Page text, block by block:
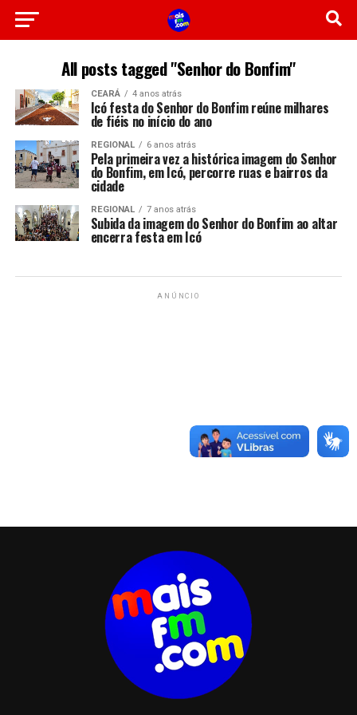
All posts tagged "Senhor do Bonfim"
CEARÁ 4 anos atrás
Icó festa do Senhor do Bonfim reúne milhares
de fiéis no início do ano
REGIONAL 6 anos atrás
Pela primeira vez a histórica imagem do Senhor
do Bonfim, em Icó, percorre ruas e bairros da
cidade
REGIONAL 7 anos atrás
Subida da imagem do Senhor do Bonfim ao altar
encerra festa em Icó
ANÚNCIO